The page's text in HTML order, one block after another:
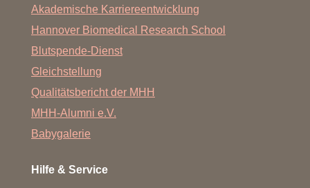
Akademische Karriereentwicklung
Hannover Biomedical Research School
Blutspende-Dienst
Gleichstellung
Qualitätsbericht der MHH
MHH-Alumni e.V.
Babygalerie
Hilfe & Service